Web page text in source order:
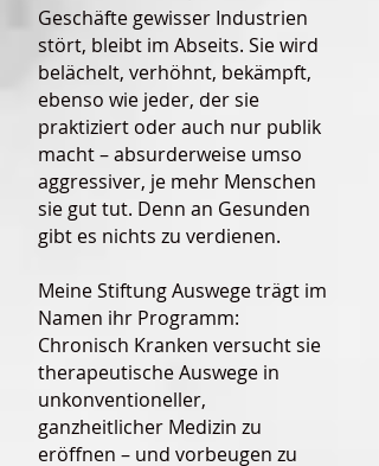
Geschäfte gewisser Industrien
stört, bleibt im Abseits. Sie wird
belächelt, verhöhnt, bekämpft,
ebenso wie jeder, der sie
praktiziert oder auch nur publik
macht – absurderweise umso
aggressiver, je mehr Menschen
sie gut tut. Denn an Gesunden
gibt es nichts zu verdienen.
Meine Stiftung Auswege trägt im
Namen ihr Programm:
Chronisch Kranken versucht sie
therapeutische Auswege in
unkonventioneller,
ganzheitlicher Medizin zu
eröffnen – und vorbeugen zu